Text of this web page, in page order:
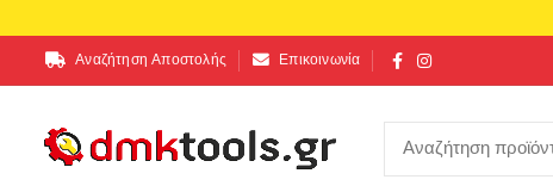
Αναζήτηση Αποστολής Επικοινωνία